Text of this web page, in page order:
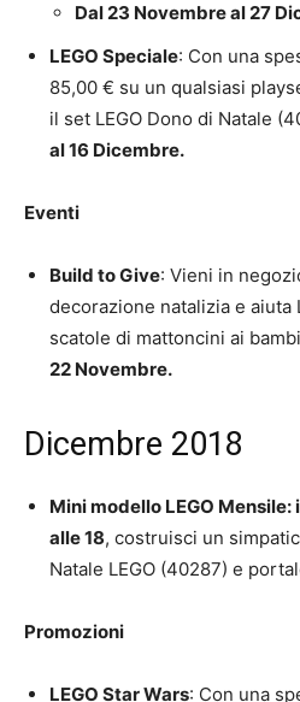
Dal 23 Novembre al 27
LEGO Speciale: Con una
85,00 € su un qualsiasi
il set LEGO Dono di Natale
al 16 Dicembre.
Eventi
Build to Give: Vieni in
decorazione natalizia e aiuta
scatole di mattoncini ai
22 Novembre.
Dicembre 2018
Mini modello LEGO Mensile:
alle 18, costruisci un
Natale LEGO (40287) e
Promozioni
LEGO Star Wars: Con una